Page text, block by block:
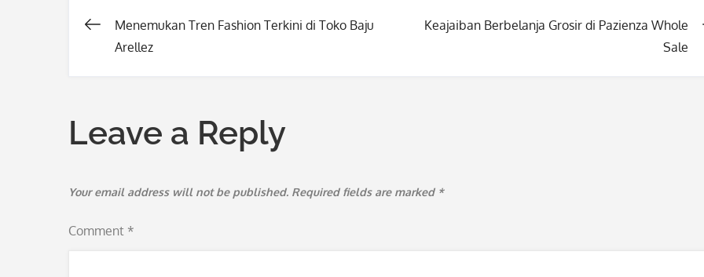
Post
Menemukan Tren Fashion Terkini di Toko Baju
Arellez
Keajaiban Berbelanja Grosir di Pazienza Whole
Sale
Leave a Reply
Your email address will not be published. Required fields are marked *
Comment *